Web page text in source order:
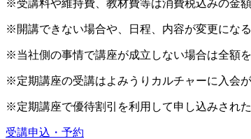
※受講料や維持費、教材費等は消費税込みの金
※開講できない場合や、日程、内容が変更になる
※当社側の事情で講座が成立しない場合は全額
※定期講座の受講はよみうりカルチャーに入会
※定期講座で優待割引を利用して申し込みされ
受講申込・予約